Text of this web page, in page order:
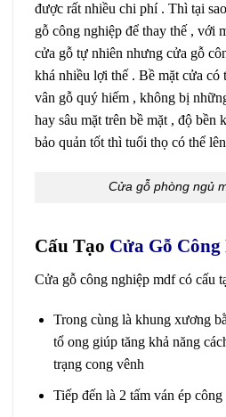
được rất nhiều chi phí . Thì tại
gỗ công nghiệp để thay thế , với
cửa gỗ tự nhiên nhưng cửa gỗ
khá nhiều lợi thế . Bề mặt cửa có
vân gỗ quý hiếm , không bị
hay sâu mặt trên bề mặt , độ bền
bảo quản tốt thì tuổi thọ có thể
Cửa gỗ phòng ngủ
Cấu Tạo Cửa Gỗ Công
Cửa gỗ công nghiệp mdf có cấu
Trong cùng là khung xương
tổ ong giúp tăng khả năng
trạng cong vênh
Tiếp đến là 2 tấm ván ép